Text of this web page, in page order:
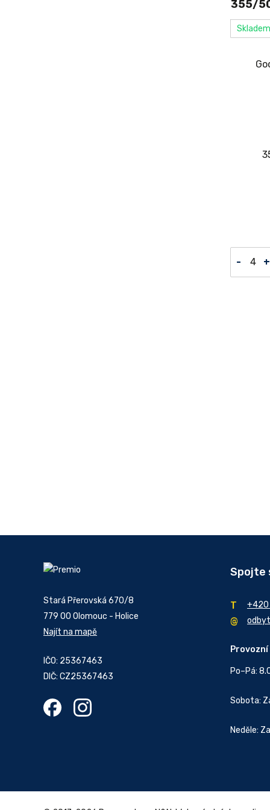
355/50
Skladem
- +
Stará Přerovská 670/8
779 00 Olomouc - Holice
Najít na mapě
IČO: 25367463
DIČ: CZ25367463
Spojte
+420
Provozní
Po–Pá:
Sobota:
Neděle: